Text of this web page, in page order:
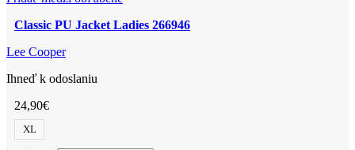
Classic PU Jacket Ladies 266946
Lee Cooper
Ihneď k odoslaniu
24,90€
XL